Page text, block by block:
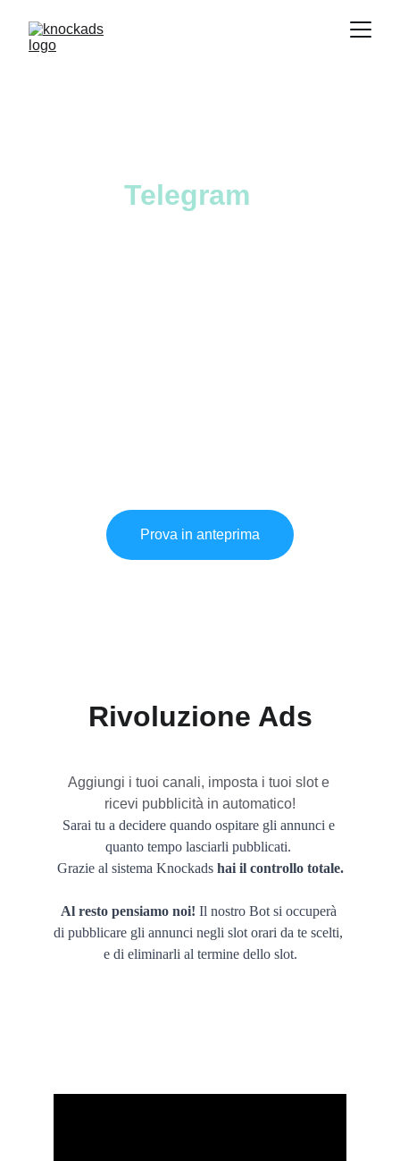
Prova in anteprima
Telegram
Rivoluzione Ads
Aggiungi i tuoi canali, imposta i tuoi slot e
ricevi pubblicità in automatico!
Sarai tu a decidere quando ospitare gli annunci e
quanto tempo lasciarli pubblicati.
Grazie al sistema Knockads hai il controllo totale.
Al resto pensiamo noi! Il nostro Bot si occuperà
di pubblicare gli annunci negli slot orari da te scelti,
e di eliminarli al termine dello slot.